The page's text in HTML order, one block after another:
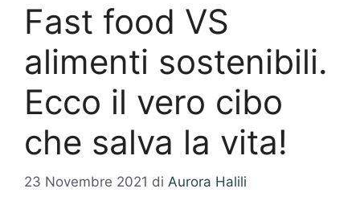
Fast food VS
alimenti sostenibili.
Ecco il vero cibo
che salva la vita!
23 Novembre 2021 di Aurora Halili